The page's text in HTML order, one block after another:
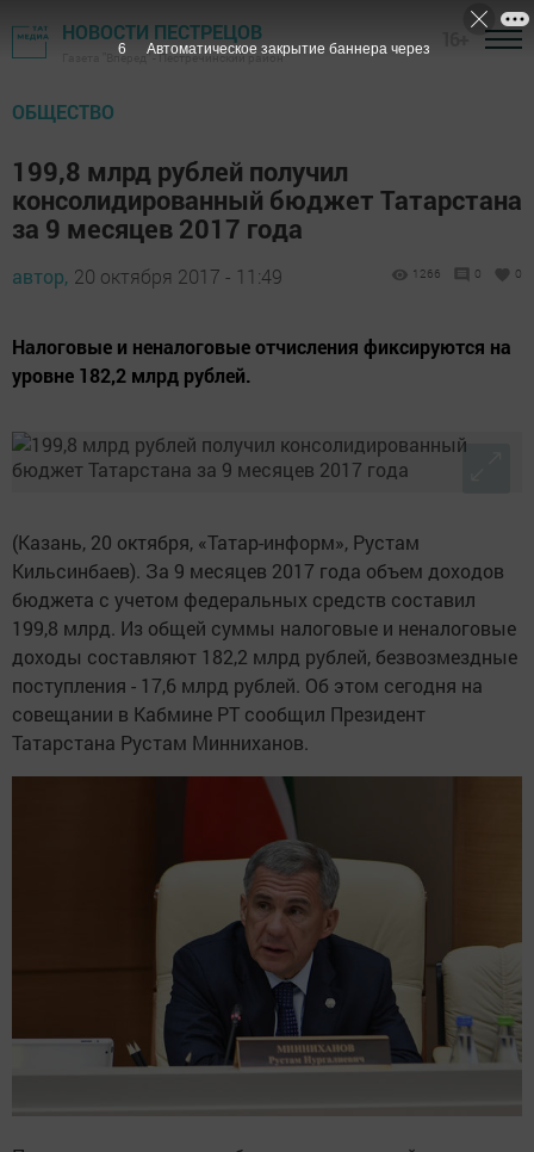
НОВОСТИ ПЕСТРЕЦОВ
Газета "Вперед" - Пестречинский район
ОБЩЕСТВО
199,8 млрд рублей получил
консолидированный бюджет Татарстана
за 9 месяцев 2017 года
автор, 20 октября 2017 - 11:49 1266 0 0
Налоговые и неналоговые отчисления фиксируются на
уровне 182,2 млрд рублей.
(Казань, 20 октября, «Татар-информ», Рустам
Кильсинбаев). За 9 месяцев 2017 года объем доходов
бюджета с учетом федеральных средств составил
199,8 млрд. Из общей суммы налоговые и неналоговые
доходы составляют 182,2 млрд рублей, безвозмездные
поступления - 17,6 млрд рублей. Об этом сегодня на
совещании в Кабмине РТ сообщил Президент
Татарстана Рустам Минниханов.
5 Автоматическое закрытие баннера через